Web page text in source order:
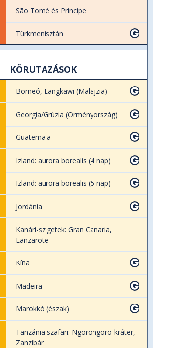
São Tomé és Príncipe
Türkmenisztán
KÖRUTAZÁSOK
Borneó, Langkawi (Malajzia)
Georgia/Grúzia (Örményország)
Guatemala
Izland: aurora borealis (4 nap)
Izland: aurora borealis (5 nap)
Jordánia
Kanári-szigetek: Gran Canaria,
Lanzarote
Kína
Madeira
Marokkó (észak)
Tanzánia szafari: Ngorongoro-kráter,
Zanzibár